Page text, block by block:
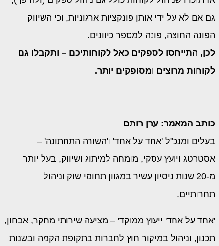
גם אם לא על ידי אותן פונקציות ארגוניות, וכי השיווק
הפונה החוצה, פונה למספר כיוונים.
לכן, התייחסו לספקים כאל לקוחותיכם – ותקבלו גם
לקוחות מרוצים ומסופקים יותר.
כותב המאמר: ערן רותם
בעלים ומנכ"ל 'אחד על אחד' ו'השורה התחתונה' –
אסטרטג ויועץ עסקי, מומחה למיתוג ושיווק, בעל יותר
מ-20 שנות ניסיון עשיר במגוון תחומי שוק וניהול
תחרותיים.
'אחד על אחד' ייעוץ ממוקד' – מציעה שירותי מחקר, אבחון,
תכנון, וניהול במיקור חוץ לחברות בתקופת הקמה ובשנות